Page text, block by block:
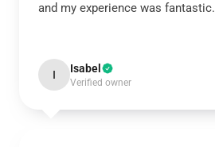
and my experience was fantastic.
I Isabel
Verified owner